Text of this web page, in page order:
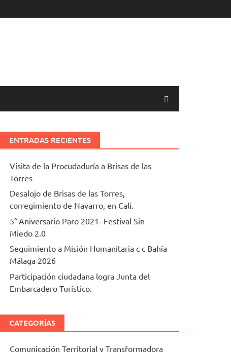
ENTRADAS RECIENTES
Visita de la Procudaduría a Brisas de las
Torres
Desalojo de Brisas de las Torres,
corregimiento de Navarro, en Cali.
5° Aniversario Paro 2021- Festival Sin
Miedo 2.0
Seguimiento a Misión Humanitaria c c Bahía
Málaga 2026
Participación ciudadana logra Junta del
Embarcadero Turístico.
CATEGORÍAS
Comunicación Territorial y Transformadora